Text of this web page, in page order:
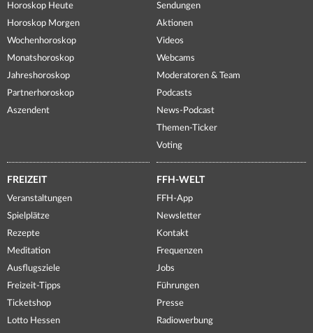
Horoskop Heute
Horoskop Morgen
Wochenhoroskop
Monatshoroskop
Jahreshoroskop
Partnerhoroskop
Aszendent
Sendungen
Aktionen
Videos
Webcams
Moderatoren & Team
Podcasts
News-Podcast
Themen-Ticker
Voting
FREIZEIT
Veranstaltungen
Spielplätze
Rezepte
Meditation
Ausflugsziele
Freizeit-Tipps
Ticketshop
Lotto Hessen
FFH-WELT
FFH-App
Newsletter
Kontakt
Frequenzen
Jobs
Führungen
Presse
Radiowerbung